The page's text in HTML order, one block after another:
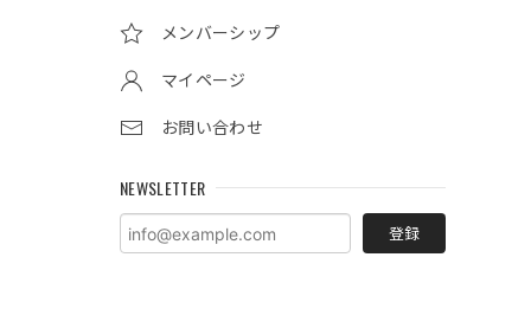
メンバーシップ
マイページ
お問い合わせ
NEWSLETTER
登録